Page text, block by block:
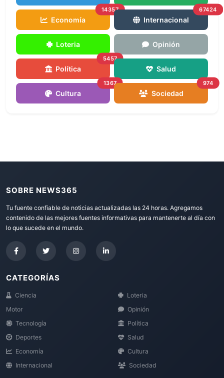
Economía
14357
Internacional
67424
Loteria Opinión
Política
5457
Salud
Cultura
1367
Sociedad
974
SOBRE NEWS365
Tu fuente confiable de noticias actualizadas las 24 horas. Agregamos
contenido de las mejores fuentes informativas para mantenerte al día con
lo que sucede en el mundo.
CATEGORÍAS
Ciencia
Motor
Tecnología
Deportes
Economía
Internacional
Loteria
Opinión
Política
Salud
Cultura
Sociedad